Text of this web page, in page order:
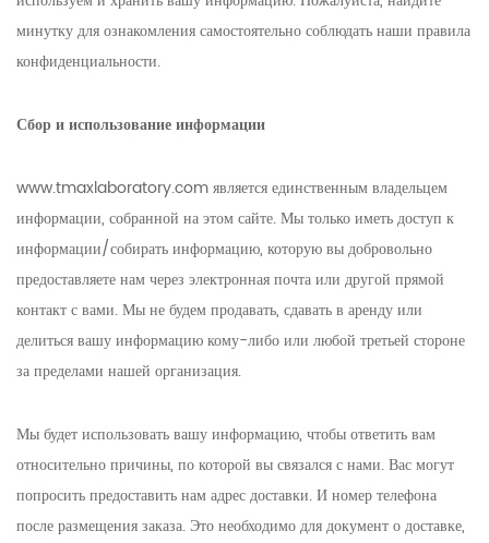
минутку для ознакомления самостоятельно соблюдать наши правила
конфиденциальности.
Сбор и использование информации
www.tmaxlaboratory.com является единственным владельцем
информации, собранной на этом сайте. Мы только иметь доступ к
информации/собирать информацию, которую вы добровольно
предоставляете нам через электронная почта или другой прямой
контакт с вами. Мы не будем продавать, сдавать в аренду или
делиться вашу информацию кому-либо или любой третьей стороне
за пределами нашей организация.
Мы будет использовать вашу информацию, чтобы ответить вам
относительно причины, по которой вы связался с нами. Вас могут
попросить предоставить нам адрес доставки. И номер телефона
после размещения заказа. Это необходимо для документ о доставке,